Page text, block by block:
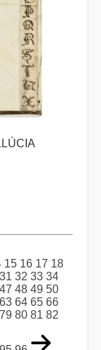
15 16 17 18
31 32 33 34
47 48 49 50
63 64 65 66
79 80 81 82